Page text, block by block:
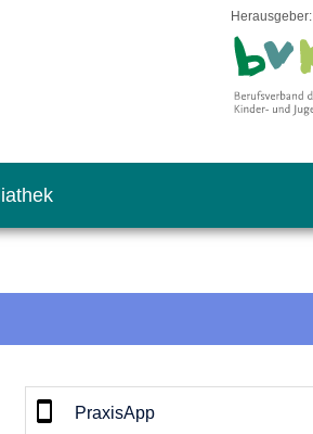
Herausgeber:
PraxisApp